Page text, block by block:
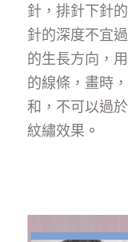
針，排針下針
針的深度不宜
的生長方向，
的線條，畫時
和，不可以過
紋繡效果 。